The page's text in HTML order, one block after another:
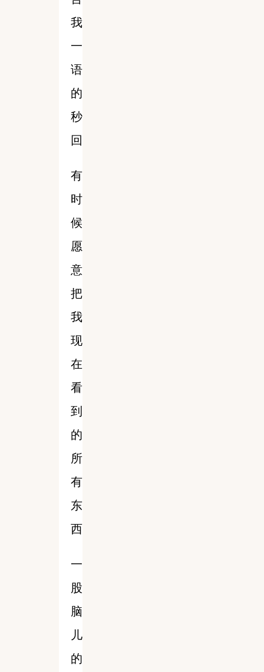
我
一
语
的
秒
回
有
时
候
愿
意
把
我
现
在
看
到
的
所
有
东
西
一
股
脑
儿
的